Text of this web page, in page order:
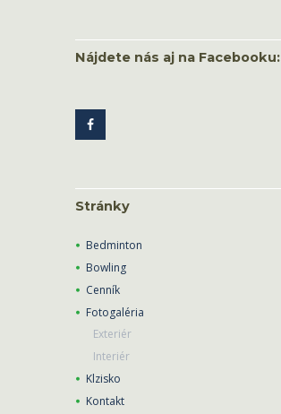
Nájdete nás aj na Facebooku:
Stránky
Bedminton
Bowling
Cenník
Fotogaléria
Exteriér
Interiér
Klzisko
Kontakt